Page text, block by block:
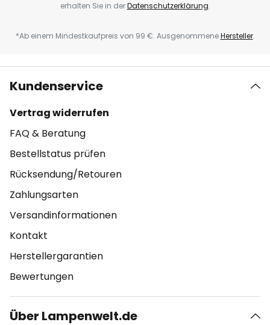
erhalten Sie in derDatenschutzerklärung.
*Ab einem Mindestkaufpreis von 99 €. AusgenommeneHersteller.
Kundenservice
Vertrag widerrufen
FAQ & Beratung
Bestellstatus prüfen
Rücksendung/Retouren
Zahlungsarten
Versandinformationen
Kontakt
Herstellergarantien
Bewertungen
Über Lampenwelt.de